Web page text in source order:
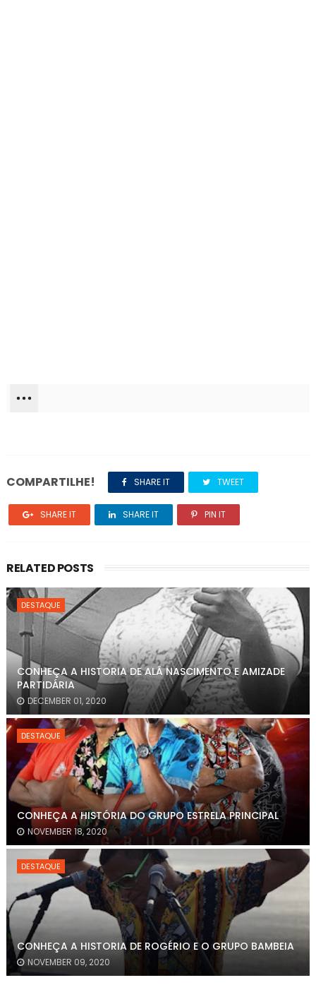
COMPARTILHE! SHARE IT TWEET
SHARE IT SHARE IT PIN IT
RELATED POSTS
DESTAQUE
CONHEÇA A HISTORIA DE ALÃ NASCIMENTO E AMIZADE
PARTIDÁRIA
DECEMBER 01, 2020
DESTAQUE
CONHEÇA A HISTÓRIA DO GRUPO ESTRELA PRINCIPAL
NOVEMBER 18, 2020
DESTAQUE
CONHEÇA A HISTORIA DE ROGÉRIO E O GRUPO BAMBEIA
NOVEMBER 09, 2020